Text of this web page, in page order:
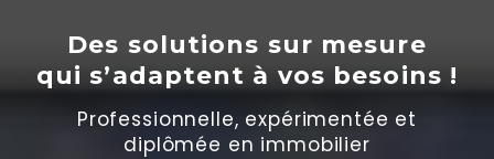
Des solutions sur mesure
qui s’adaptent à vos besoins !
Professionnelle, expérimentée et
diplômée en immobilier